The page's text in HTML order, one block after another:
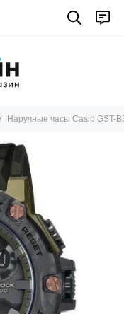
Наручные часы Casio GST-